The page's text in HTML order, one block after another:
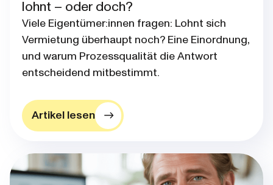
lohnt – oder doch?
Viele Eigentümer:innen fragen: Lohnt sich
Vermietung überhaupt noch? Eine Einordnung,
und warum Prozessqualität die Antwort
entscheidend mitbestimmt.
Artikel lesen
Blog post thumbnail